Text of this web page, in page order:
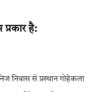
प्रकार है:
निवास से प्रस्थान गोहेकला